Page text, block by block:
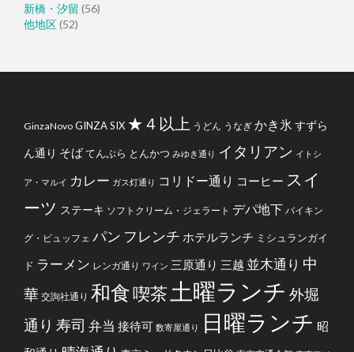
新橋・汐留 (56)
他地区(52)
GinzaNovo GINZA SIX ★４以上 うどん うなぎ かき氷 すずら
ん通り そばてんぷら とんかつ みゆき通り イタリアン イトシ
ア・マルイ カレー ガス灯通り コリドー通り コーヒー スイ
ーツ ステーキ ソフトクリーム・ジェラート デパ地下 バイキン
グ・ビュッフェ パン フレンチ ホテルランチ ミシュランガイ
ド ラーメン レンガ通り ワイン 三原通り 三越 並木通り 中
華 交詢社通り 和食喫茶 土曜ランチ 外堀
通り 寿司 弁当 接待可 数寄屋通り 日曜ランチ 昭